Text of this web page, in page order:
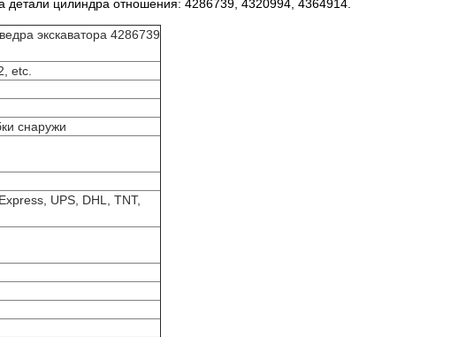
цилиндра отношения: 4286739, 4320994, 4364914.
экскаватора 4286739
etc.
снаружи
UPS, DHL, TNT,